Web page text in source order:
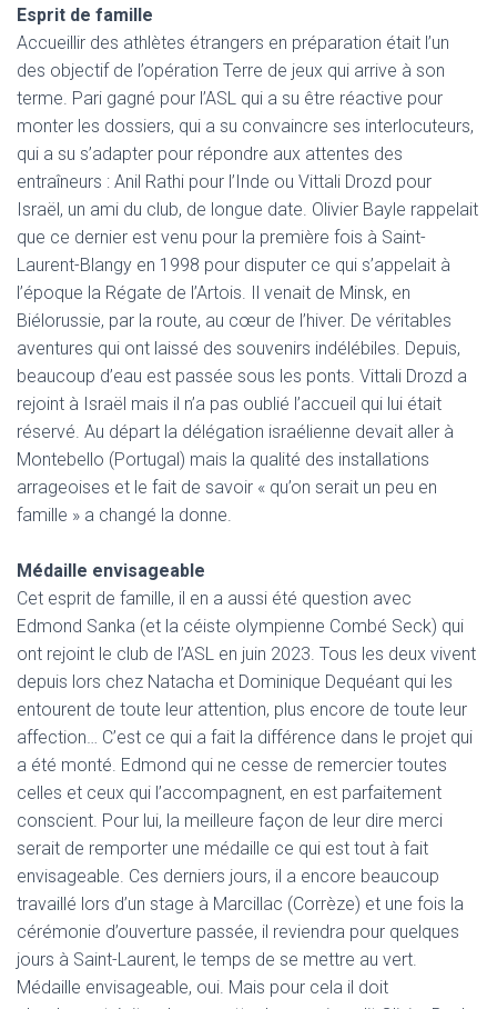
Esprit de famille
Accueillir des athlètes étrangers en préparation était l’un
des objectif de l’opération Terre de jeux qui arrive à son
terme. Pari gagné pour l’ASL qui a su être réactive pour
monter les dossiers, qui a su convaincre ses interlocuteurs,
qui a su s’adapter pour répondre aux attentes des
entraîneurs : Anil Rathi pour l’Inde ou Vittali Drozd pour
Israël, un ami du club, de longue date. Olivier Bayle rappelait
que ce dernier est venu pour la première fois à Saint-
Laurent-Blangy en 1998 pour disputer ce qui s’appelait à
l’époque la Régate de l’Artois. Il venait de Minsk, en
Biélorussie, par la route, au cœur de l’hiver. De véritables
aventures qui ont laissé des souvenirs indélébiles. Depuis,
beaucoup d’eau est passée sous les ponts. Vittali Drozd a
rejoint à Israël mais il n’a pas oublié l’accueil qui lui était
réservé. Au départ la délégation israélienne devait aller à
Montebello (Portugal) mais la qualité des installations
arrageoises et le fait de savoir « qu’on serait un peu en
famille » a changé la donne.
Médaille envisageable
Cet esprit de famille, il en a aussi été question avec
Edmond Sanka (et la céiste olympienne Combé Seck) qui
ont rejoint le club de l’ASL en juin 2023. Tous les deux vivent
depuis lors chez Natacha et Dominique Dequéant qui les
entourent de toute leur attention, plus encore de toute leur
affection… C’est ce qui a fait la différence dans le projet qui
a été monté. Edmond qui ne cesse de remercier toutes
celles et ceux qui l’accompagnent, en est parfaitement
conscient. Pour lui, la meilleure façon de leur dire merci
serait de remporter une médaille ce qui est tout à fait
envisageable. Ces derniers jours, il a encore beaucoup
travaillé lors d’un stage à Marcillac (Corrèze) et une fois la
cérémonie d’ouverture passée, il reviendra pour quelques
jours à Saint-Laurent, le temps de se mettre au vert.
Médaille envisageable, oui. Mais pour cela il doit